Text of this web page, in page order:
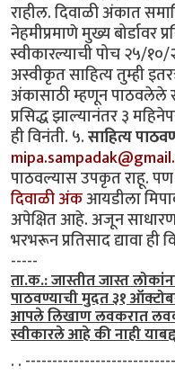
राहील. दिवाळी अंकात
नेहमीप्रमाणे मुख्य बोर्डावर
स्वीकारल्याची पोच २५/
अस्वीकृत साहित्य तुम्ही
अंकासाठी म्हणून पाठवलेले
प्रसिद्ध झाल्यानंतर ३
ही विनंती. ५.साहित्य
पाठवल्यास उपकृत राहू.
दिवाळी अंकआयडीला
अपेक्षित आहे. अजून साधारण
भरभरून प्रतिसाद द्यावा
-----
ता.क.: जास्तीत जास्त
पाठवण्याची मुदत ३१
आपले लिखाण लवकरात
स्वीकारले आहे की नाही
. .